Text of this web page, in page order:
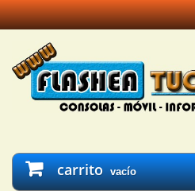
carrito vacío